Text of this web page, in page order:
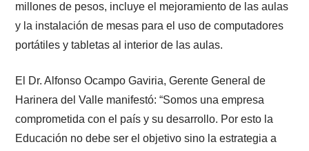
Presiona enter para buscar o ESC para cerrar
millones de pesos, incluye el mejoramiento de las aulas
y la instalación de mesas para el uso de computadores
portátiles y tabletas al interior de las aulas.
El Dr. Alfonso Ocampo Gaviria, Gerente General de
Harinera del Valle manifestó: “Somos una empresa
comprometida con el país y su desarrollo. Por esto la
Educación no debe ser el objetivo sino la estrategia a